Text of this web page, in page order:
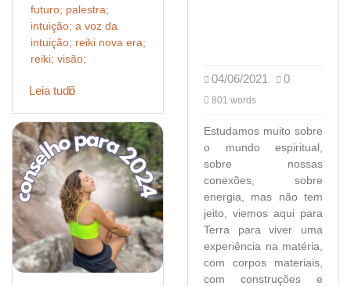
futuro; palestra;
intuição; a voz da
intuição; reiki nova era;
reiki; visão;
Leia tudo
04/06/2021 0
801 words
Estudamos muito sobre
o mundo espiritual,
sobre nossas
conexões, sobre
energia, mas não tem
jeito, viemos aqui para
Terra para viver uma
experiência na matéria,
com corpos materiais,
com construções e